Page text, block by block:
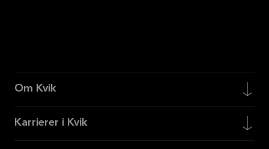
Om Kvik
Karrierer i Kvik